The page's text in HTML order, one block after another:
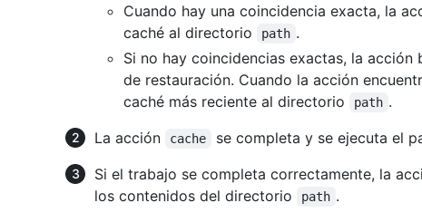
Cuando hay una coincidencia exacta, la
caché al directorio
path .
Si no hay coincidencias exactas, la
de restauración. Cuando la acción
caché más reciente al directorio
path .
La acción
cache
se completa y se ejecuta el
Si el trabajo se completa correctamente, la
los contenidos del directorio
path .